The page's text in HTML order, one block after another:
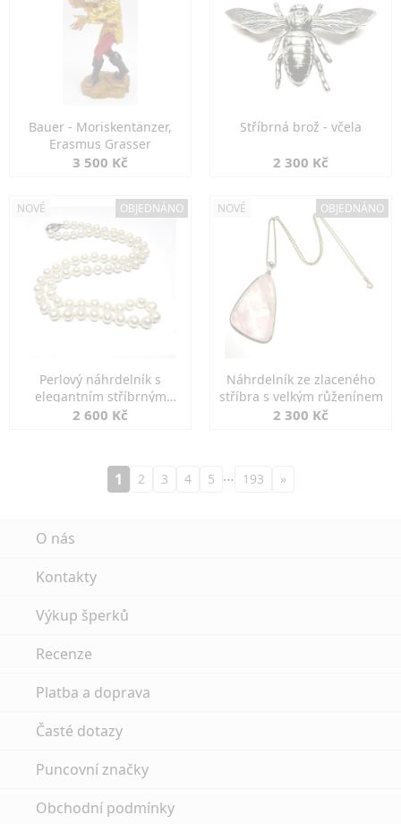
Bauer - Moriskentänzer,
Erasmus Grasser
3 500 Kč
Stříbrná brož - včela
2 300 Kč
NOVÉ OBJEDNÁNO
Perlový náhrdelník s
elegantním stříbrným
zapínáním
2 600 Kč
NOVÉ OBJEDNÁNO
Náhrdelník ze zlaceného
stříbra s velkým růženínem
2 300 Kč
1 2 3 4 5 … 193 »
O nás
Kontakty
Výkup šperků
Recenze
Platba a doprava
Časté dotazy
Puncovní značky
Obchodní podmínky